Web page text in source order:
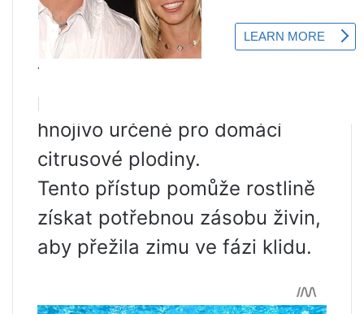
která se aplikují po celé léto.
Podobný produkt lze zakoupit
téměř v každém květinářství,
přičemž upřednostňujeme
hnojivo určené pro domácí
citrusové plodiny.
Tento přístup pomůže rostlině
získat potřebnou zásobu živin,
aby přežila zimu ve fázi klidu.